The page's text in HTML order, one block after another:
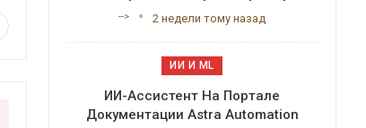
--> 2 недели тому назад
ИИ И ML
ИИ-Ассистент На Портале
Документации Astra Automation